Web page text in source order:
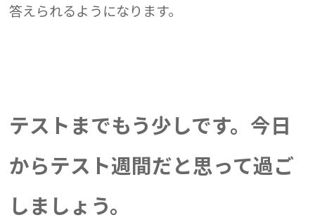
答えられるようになります。
テストまでもう少しです。今日
からテスト週間だと思って過ご
しましょう。